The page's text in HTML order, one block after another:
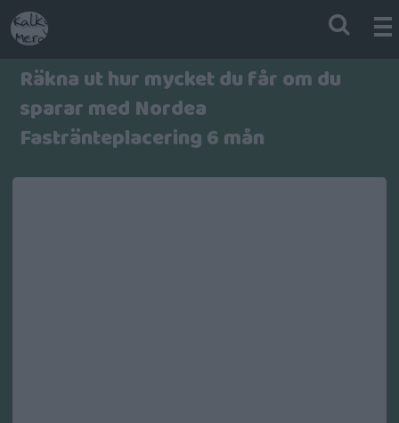
Räkna ut hur mycket du får om du
sparar med Nordea
Fastränteplacering 6 mån